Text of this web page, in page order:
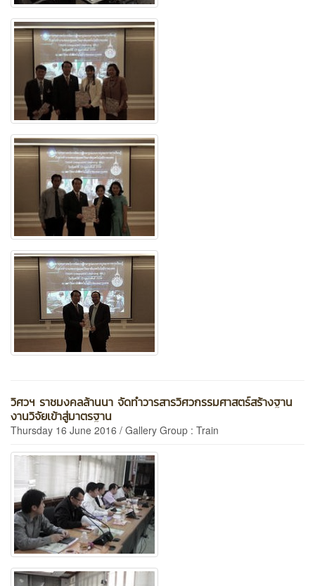
วิศวฯ ราชมงคลล้านนา จัดทำวารสารวิศวกรรมศาสตร์สร้างฐาน
งานวิจัยเข้าสู่มาตรฐาน
Thursday 16 June 2016 / Gallery Group : Train